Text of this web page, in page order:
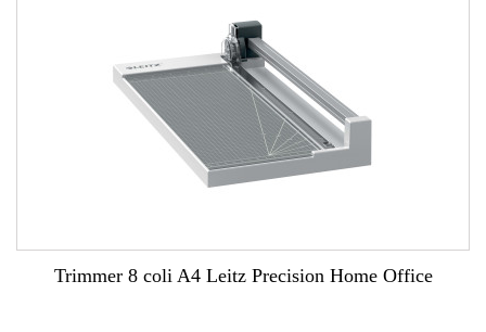
Trimmer 8 coli A4 Leitz Precision Home Office